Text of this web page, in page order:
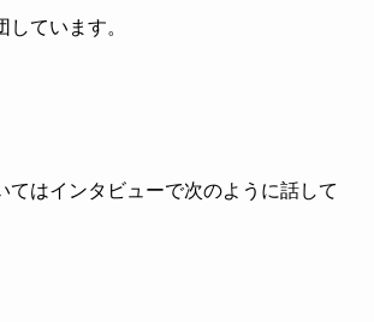
ています。
てはインタビューで次のように話して